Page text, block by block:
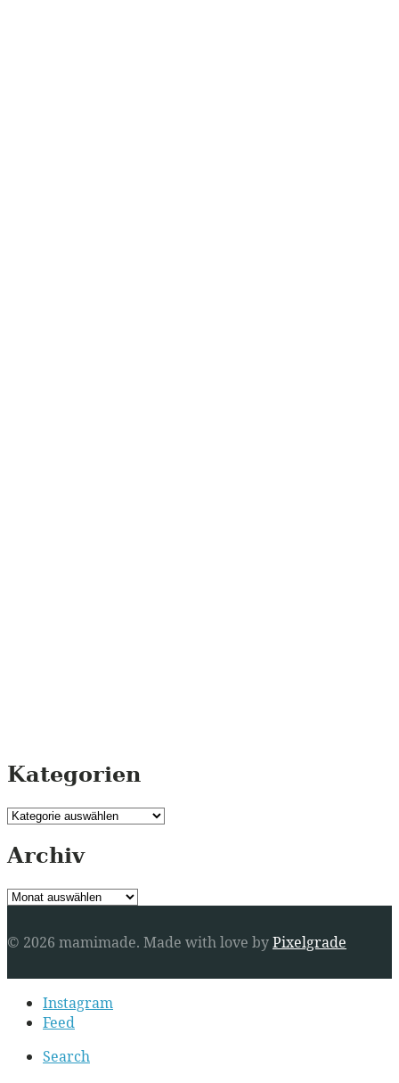
Kategorien
Kategorien
Archiv
Archiv
© 2026 mamimade. Made with love byPixelgrade
Secondary
navigationInstagram
Feed
Search